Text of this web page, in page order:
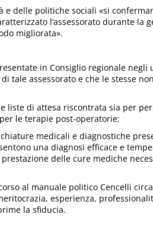
e delle politiche sociali «si
l’assessorato durante la
migliorata».
in Consiglio regionale negli
tale assessorato e che le stesse
liste di attesa riscontrata sia per
le terapie post-operatorie;
medicali e diagnostiche
una diagnosi efficace e
delle cure mediche
al manuale politico Cencelli
esperienza,
la sfiducia.